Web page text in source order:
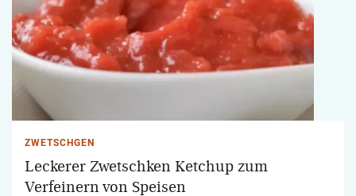
ZWETSCHGEN
Leckerer Zwetschken Ketchup zum
Verfeinern von Speisen